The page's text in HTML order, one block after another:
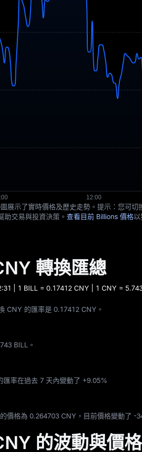
展示了實時價格及歷史走勢。提示：您可
助交易與投資決策。 查看目前 Billions 價格以
轉換匯總
| 1 BILL = 0.17412 CNY | 1 CNY =
CNY 的匯率是 0.17412 CNY。
BILL 。
匯率在過去 7 天內變動了 +9.05%
價格為 0.264703 CNY，目前價格變動了 -
的波動與價